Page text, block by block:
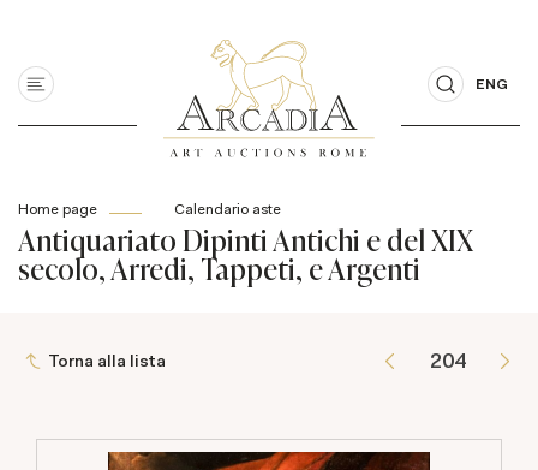
ENG
Home page Calendario aste
Antiquariato Dipinti Antichi e del XIX
secolo, Arredi, Tappeti, e Argenti
Torna alla lista